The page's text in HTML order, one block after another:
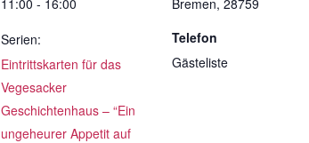
11:00 - 16:00
Serien:
Eintrittskarten für das
Vegesacker
Geschichtenhaus – “Ein
ungeheurer Appetit auf
Bremen, 28759
Telefon
Gästeliste